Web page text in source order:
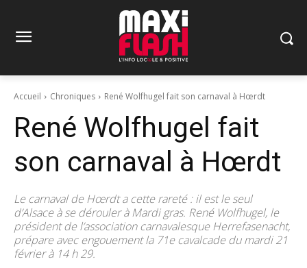
Accueil Chroniques René Wolfhugel fait son carnaval à Hœrdt
René Wolfhugel fait
son carnaval à Hœrdt
Le carnaval de Hœrdt a cette rareté : il est le seul
d’Alsace à se dérouler à Mardi gras. René Wolfhugel, le
président de l’association carnavalesque Herrefasenacht,
prépare avec engouement la 71e cavalcade du mardi 21
février à 14 h 29.